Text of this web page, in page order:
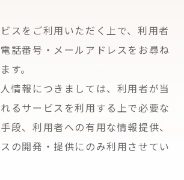
スをご利用いただく上で、利用者
話番号・メールアドレスをお尋ね
す。
情報につきましては、利用者が当
るサービスを利用する上で必要な
段、利用者への有用な情報提供、
の開発・提供にのみ利用させてい